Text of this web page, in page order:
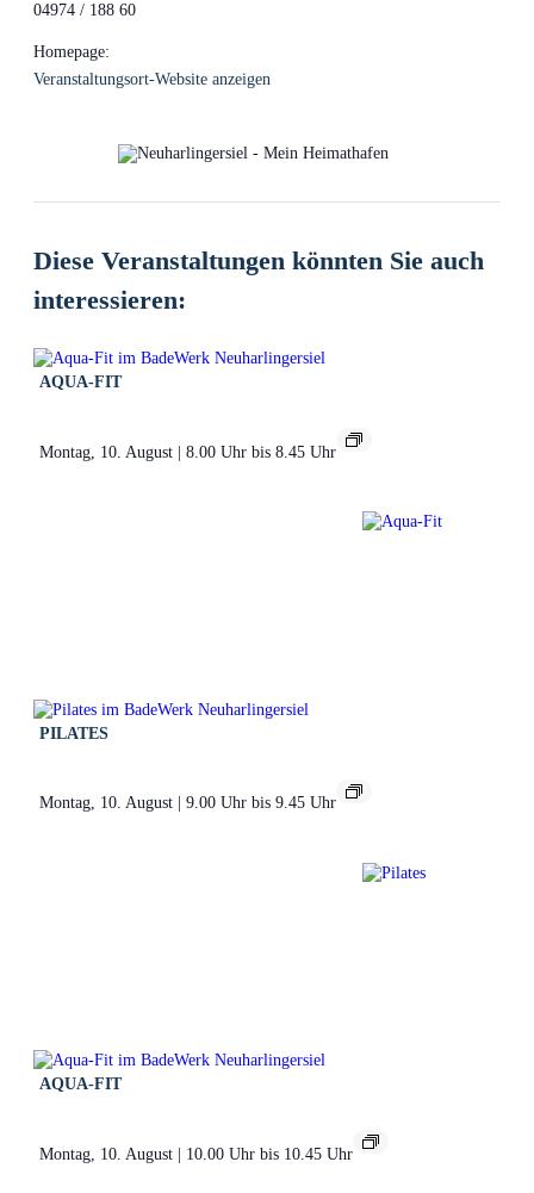
04974 / 188 60
Homepage:
Veranstaltungsort-Website anzeigen
Diese Veranstaltungen könnten Sie auch
interessieren:
AQUA-FIT
Montag, 10. August | 8.00 Uhr bis 8.45 Uhr
PILATES
Montag, 10. August | 9.00 Uhr bis 9.45 Uhr
AQUA-FIT
Montag, 10. August | 10.00 Uhr bis 10.45 Uhr